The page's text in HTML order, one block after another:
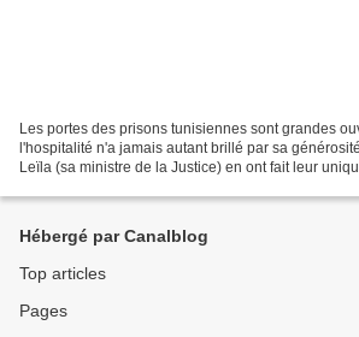
Les portes des prisons tunisiennes sont grandes
l'hospitalité n'a jamais autant brillé par sa
Leïla (sa ministre de la Justice) en ont fait leur
Hébergé par Canalblog
Top articles
Pages